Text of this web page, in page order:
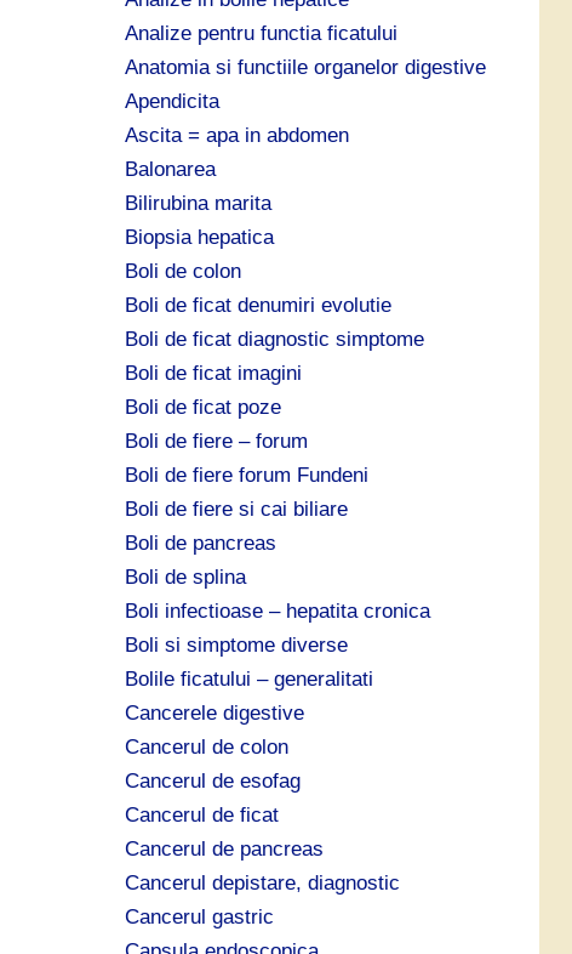
Analize pentru functia ficatului
Anatomia si functiile organelor digestive
Apendicita
Ascita = apa in abdomen
Balonarea
Bilirubina marita
Biopsia hepatica
Boli de colon
Boli de ficat denumiri evolutie
Boli de ficat diagnostic simptome
Boli de ficat imagini
Boli de ficat poze
Boli de fiere – forum
Boli de fiere forum Fundeni
Boli de fiere si cai biliare
Boli de pancreas
Boli de splina
Boli infectioase – hepatita cronica
Boli si simptome diverse
Bolile ficatului – generalitati
Cancerele digestive
Cancerul de colon
Cancerul de esofag
Cancerul de ficat
Cancerul de pancreas
Cancerul depistare, diagnostic
Cancerul gastric